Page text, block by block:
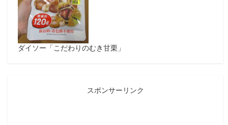
ダイソー「こだわりのむき甘栗」
スポンサーリンク